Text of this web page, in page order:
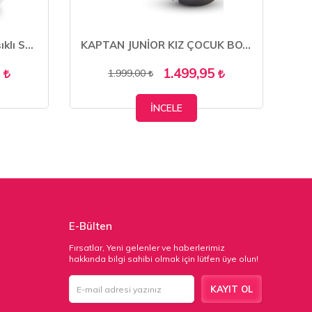
Kaptan Junior Kız Çocuk Işıklı Spor Sneaker Yürüyüş Ayakkabı PTJCK 700 KAPTAN JUNİOR KIZ ÇOCUK BOTU FOYK 404
1.999,00 1.499,95
İNCELE
E-Bülten
Fırsatlar, Yeni gelenler ve haberlerimiz
hakkında bilgi sahibi olmak için lütfen üye olun!
KAYIT OL